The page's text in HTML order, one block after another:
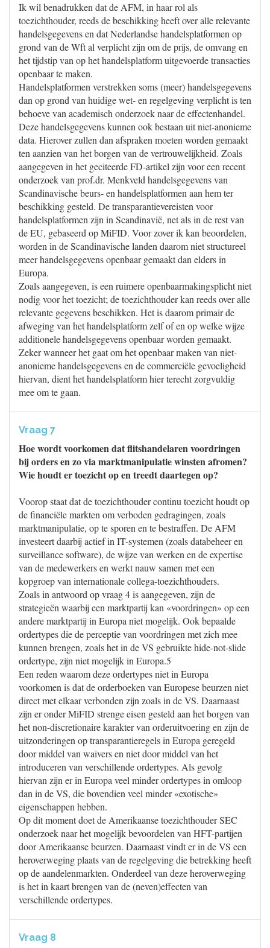
Ik wil benadrukken dat de AFM, in haar rol als
toezichthouder, reeds de beschikking heeft over alle relevante
handelsgegevens en dat Nederlandse handelsplatformen op
grond van de Wft al verplicht zijn om de prijs, de omvang en
het tijdstip van op het handelsplatform uitgevoerde transacties
openbaar te maken.
Handelsplatformen verstrekken soms (meer) handelsgegevens
dan op grond van huidige wet- en regelgeving verplicht is ten
behoeve van academisch onderzoek naar de effectenhandel.
Deze handelsgegevens kunnen ook bestaan uit niet-anonieme
data. Hierover zullen dan afspraken moeten worden gemaakt
ten aanzien van het borgen van de vertrouwelijkheid. Zoals
aangegeven in het geciteerde FD-artikel zijn voor een recent
onderzoek van prof.dr. Menkveld handelsgegevens van
Scandinavische beurs- en handelsplatformen aan hem ter
beschikking gesteld. De transparantievereisten voor
handelsplatformen zijn in Scandinavië, net als in de rest van
de EU, gebaseerd op MiFID. Voor zover ik kan beoordelen,
worden in de Scandinavische landen daarom niet structureel
meer handelsgegevens openbaar gemaakt dan elders in
Europa.
Zoals aangegeven, is een ruimere openbaarmakingsplicht niet
nodig voor het toezicht; de toezichthouder kan reeds over alle
relevante gegevens beschikken. Het is daarom primair de
afweging van het handelsplatform zelf of en op welke wijze
additionele handelsgegevens openbaar worden gemaakt.
Zeker wanneer het gaat om het openbaar maken van niet-
anonieme handelsgegevens en de commerciële gevoeligheid
hiervan, dient het handelsplatform hier terecht zorgvuldig
mee om te gaan.
Vraag 7
Hoe wordt voorkomen dat flitshandelaren voordringen
bij orders en zo via marktmanipulatie winsten afromen?
Wie houdt er toezicht op en treedt daartegen op?
Voorop staat dat de toezichthouder continu toezicht houdt op
de financiële markten om verboden gedragingen, zoals
marktmanipulatie, op te sporen en te bestraffen. De AFM
investeert daarbij actief in IT-systemen (zoals databeheer en
surveillance software), de wijze van werken en de expertise
van de medewerkers en werkt nauw samen met een
kopgroep van internationale collega-toezichthouders.
Zoals in antwoord op vraag 4 is aangegeven, zijn de
strategieën waarbij een marktpartij kan «voordringen» op een
andere marktpartij in Europa niet mogelijk. Ook bepaalde
ordertypes die de perceptie van voordringen met zich mee
kunnen brengen, zoals het in de VS gebruikte hide-not-slide
ordertype, zijn niet mogelijk in Europa.5
Een reden waarom deze ordertypes niet in Europa
voorkomen is dat de orderboeken van Europese beurzen niet
direct met elkaar verbonden zijn zoals in de VS. Daarnaast
zijn er onder MiFID strenge eisen gesteld aan het borgen van
het non-discretionaire karakter van orderuitvoering en zijn de
uitzonderingen op transparantieregels in Europa geregeld
door middel van waivers en niet door middel van het
introduceren van verschillende ordertypes. Als gevolg
hiervan zijn er in Europa veel minder ordertypes in omloop
dan in de VS, die bovendien veel minder «exotische»
eigenschappen hebben.
Op dit moment doet de Amerikaanse toezichthouder SEC
onderzoek naar het mogelijk bevoordelen van HFT-partijen
door Amerikaanse beurzen. Daarnaast vindt er in de VS een
heroverweging plaats van de regelgeving die betrekking heeft
op de aandelenmarkten. Onderdeel van deze heroverweging
is het in kaart brengen van de (neven)effecten van
verschillende ordertypes.
Vraag 8